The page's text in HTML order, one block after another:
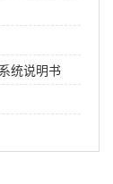
统说明书
价值，避
坚丰锁付模组核心配件技术解析：摆臂、吸钉管与夹爪的选型与维护要点
性能稳定性
管、夹爪等
产线运行
而在某个配
进行技术